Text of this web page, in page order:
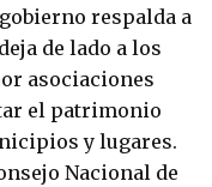
respalda a
de lado a los
asociaciones
el patrimonio
y lugares.
Nacional de